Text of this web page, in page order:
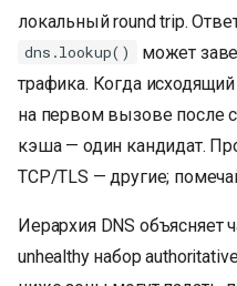
локальный round trip.
dns.lookup()
может
трафика. Когда
на первом вызове после
кэша — один кандидат.
TCP/TLS — другие;
Иерархия DNS объясняет
unhealthy набор